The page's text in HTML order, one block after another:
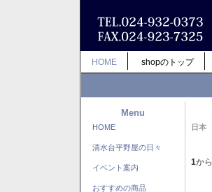
HOME shopのトップ
Menu
HOME
清水台平野屋の日々
イベント案内
おすすめの商品
日本
1から